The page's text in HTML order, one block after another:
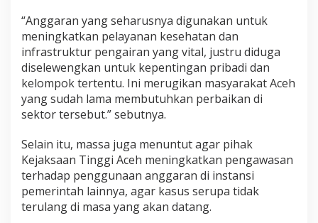
“Anggaran yang seharusnya digunakan untuk
meningkatkan pelayanan kesehatan dan
infrastruktur pengairan yang vital, justru diduga
diselewengkan untuk kepentingan pribadi dan
kelompok tertentu. Ini merugikan masyarakat Aceh
yang sudah lama membutuhkan perbaikan di
sektor tersebut.” sebutnya.
Selain itu, massa juga menuntut agar pihak
Kejaksaan Tinggi Aceh meningkatkan pengawasan
terhadap penggunaan anggaran di instansi
pemerintah lainnya, agar kasus serupa tidak
terulang di masa yang akan datang.